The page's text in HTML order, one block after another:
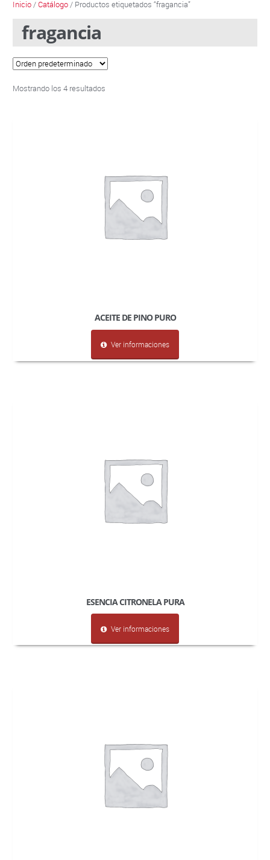
Inicio/Catálogo/ Productos etiquetados “fragancia”
fragancia
Mostrando los 4 resultados
ACEITE DE PINO PURO
Ver informaciones
ESENCIA CITRONELA PURA
Ver informaciones